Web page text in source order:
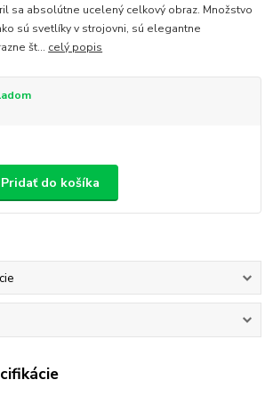
sa absolútne ucelený celkový obraz. Množstvo
sú svetlíky v strojovni, sú elegantne
št... celý popis
Pridať do košíka